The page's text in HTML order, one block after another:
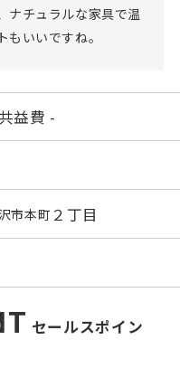
ナチュラルな家具で温
いいですね。
益費 -
市本町 ２丁目
セールスポイン